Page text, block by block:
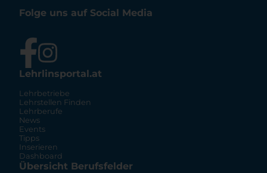
Folge uns auf Social Media
Lehrlinsportal.at
Lehrbetriebe
Lehrstellen Finden
Lehrberufe
News
Events
Tipps
Inserieren
Dashboard
Übersicht Berufsfelder